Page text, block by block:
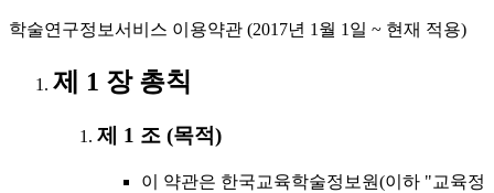
학술연구정보서비스 이용약관 (2017년 1월 1일 ~ 현재 적용)
제 1 장 총칙
제 1 조 (목적)
이 약관은 한국교육학술정보원(이하 "교육정